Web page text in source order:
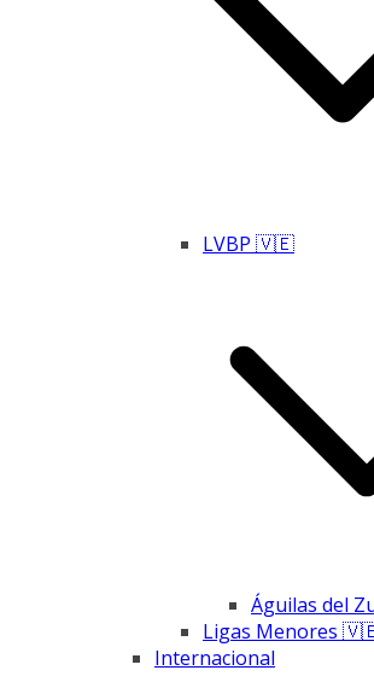
LVBP 🇻🇪
Águilas del
Ligas Menores
Internacional